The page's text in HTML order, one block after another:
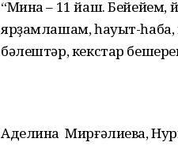
“Мина – 11 йаш.
ярҙамлашам, һауыт-
бәлештәр, кекстар
Аделина Мирғәлиева,